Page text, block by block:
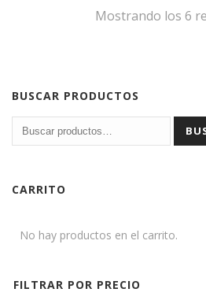
Mostrando los 6
BUSCAR PRODUCTOS
CARRITO
No hay productos en el carrito.
FILTRAR POR PRECIO